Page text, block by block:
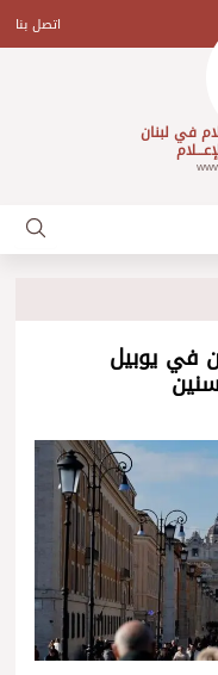
اتصل بنا
في لبنان
في يوبيل